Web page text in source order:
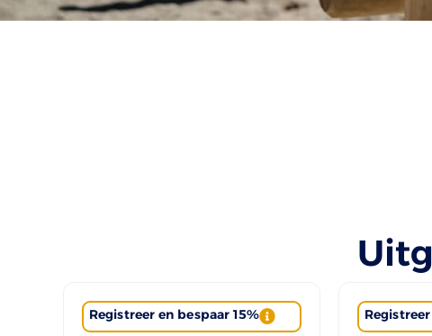
Registreer en bespaar 15%